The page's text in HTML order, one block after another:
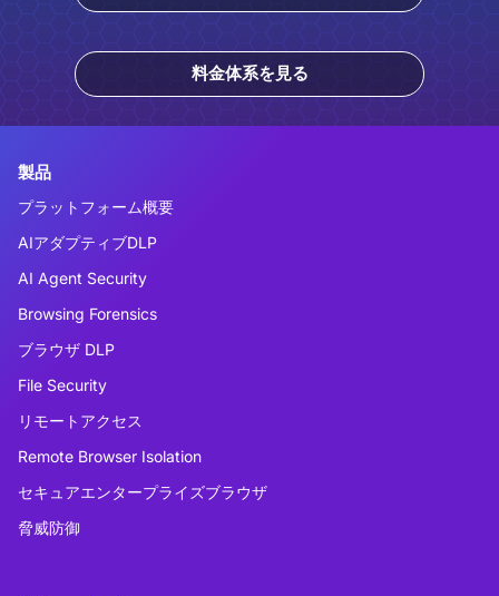
料金体系を見る
製品
プラットフォーム概要
AIアダプティブDLP
AI Agent Security
Browsing Forensics
ブラウザ DLP
File Security
リモートアクセス
Remote Browser Isolation
セキュアエンタープライズブラウザ
脅威防御